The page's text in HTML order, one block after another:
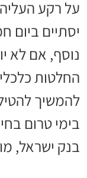
על רקע
יסתיים ביום
נוסף, אם לא
החלטות
להמשיך
בימי טרום
בנק ישראל, מוערכת ב-4